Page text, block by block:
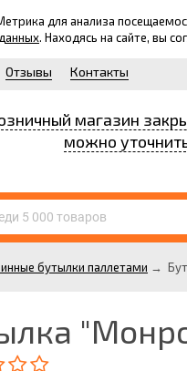
для анализа
. Находясь на сайте, вы
Отзывы Контакты
магазин
можно
бутылки паллетами →